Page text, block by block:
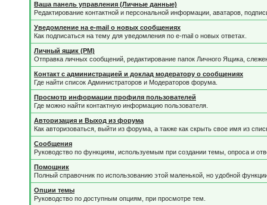
Ваша панель управления (Личные данные)
Редактирование контактной и персональной информации, аватаров,
Уведомление на e-mail о новых сообщениях
Как подписаться на тему для уведомления по e-mail о новых ответах.
Личный ящик (PM)
Отправка личных сообщений, редактирование папок Личного Ящика,
Контакт с администрацией и доклад модератору о сообщениях
Где найти список Администраторов и Модераторов форума.
Просмотр информации профиля пользователей
Где можно найти контактную информацию пользователя.
Авторизация и Выход из форума
Как авторизоваться, выйти из форума, а также как скрыть свое имя из
Сообщения
Руководство по функциям, используемым при создании темы, опроса и
Помощник
Полный справочник по использованию этой маленькой, но удобной
Опции темы
Руководство по доступным опциям, при просмотре тем.